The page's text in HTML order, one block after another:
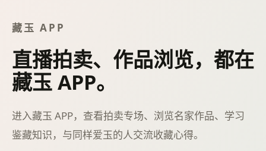
藏玉 APP
直播拍卖、作品浏览，都在
藏玉 APP。
进入藏玉 APP，查看拍卖专场、浏览名家作品、学习
鉴藏知识，与同样爱玉的人交流收藏心得。